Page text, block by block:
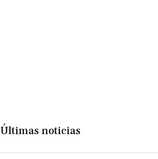
Últimas noticias